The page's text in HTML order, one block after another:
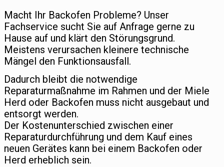
Macht Ihr Backofen Probleme? Unser
Fachservice sucht Sie auf Anfrage gerne zu
Hause auf und klärt den Störungsgrund.
Meistens verursachen kleinere technische
Mängel den Funktionsausfall.
Dadurch bleibt die notwendige
Reparaturmaßnahme im Rahmen und der Miele
Herd oder Backofen muss nicht ausgebaut und
entsorgt werden.
Der Kostenunterschied zwischen einer
Reparaturdurchführung und dem Kauf eines
neuen Gerätes kann bei einem Backofen oder
Herd erheblich sein.